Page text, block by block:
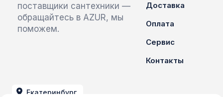
поставщики сантехники —
обращайтесь в AZUR, мы
поможем.
Доставка
Оплата
Сервис
Контакты
Екатеринбург